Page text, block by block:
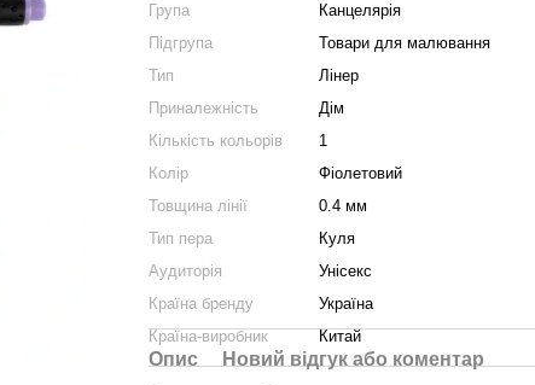
Група
Канцелярія
Підгрупа
Товари для малювання
Тип
Лінер
Приналежність
Дім
Кількість кольорів
1
Колір
Фіолетовий
Товщина лінії
0.4 мм
Тип пера
Куля
Аудиторія
Унісекс
Країна бренду
Україна
Країна-виробник
Китай
Опис
Новий відгук або коментар